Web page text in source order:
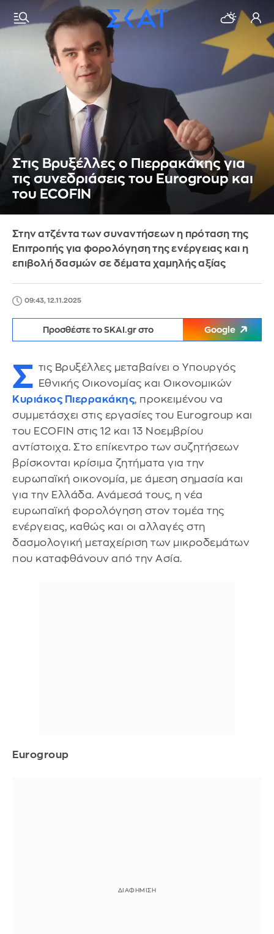
Στις Βρυξέλλες ο Πιερρακάκης για
τις συνεδριάσεις του Eurogroup και
του ECOFIN
Στην ατζέντα των συναντήσεων η πρόταση της
Επιτροπής για φορολόγηση της ενέργειας και η
επιβολή δασμών σε δέματα χαμηλής αξίας
09:43, 12.11.2025
Προσθέστε το SKAI.gr στο Google
Σ τις Βρυξέλλες μεταβαίνει ο Υπουργός
Εθνικής Οικονομίας και Οικονομικών
Κυριάκος Πιερρακάκης, προκειμένου να
συμμετάσχει στις εργασίες του Eurogroup και
του ECOFIN στις 12 και 13 Νοεμβρίου
αντίστοιχα. Στο επίκεντρο των συζητήσεων
βρίσκονται κρίσιμα ζητήματα για την
ευρωπαϊκή οικονομία, με άμεση σημασία και
για την Ελλάδα. Ανάμεσά τους, η νέα
ευρωπαϊκή φορολόγηση στον τομέα της
ενέργειας, καθώς και οι αλλαγές στη
δασμολογική μεταχείριση των μικροδεμάτων
που καταφθάνουν από την Ασία.
Eurogroup